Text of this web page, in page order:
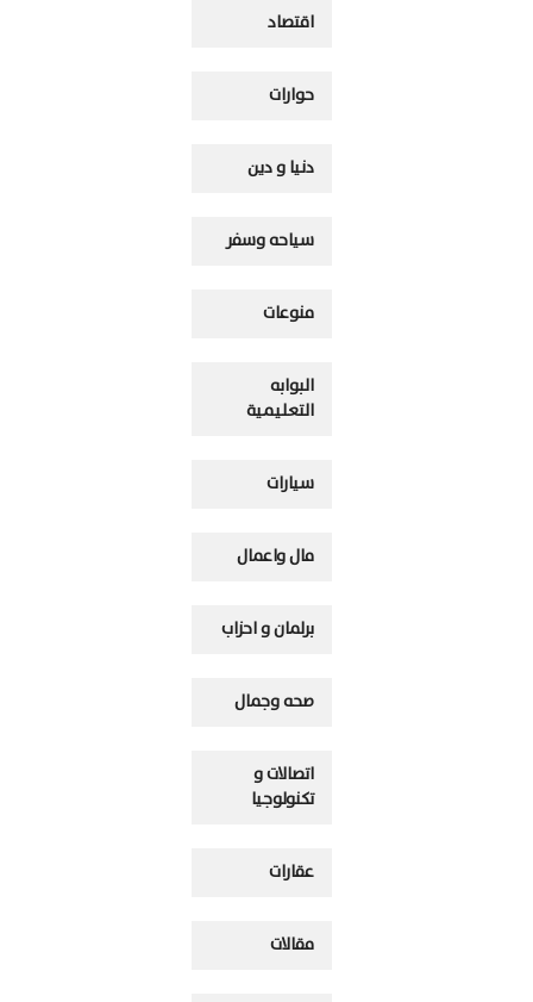
اقتصاد
حوارات
دنيا و دين
سياحه وسفر
منوعات
البوابه
التعليمية
سيارات
مال واعمال
برلمان و احزاب
صحه وجمال
اتصالات و
تكنولوجيا
عقارات
مقالات